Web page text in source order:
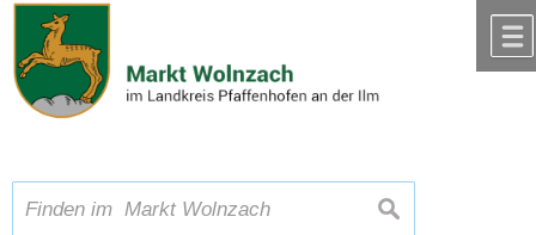
Zum Inhalt,zur Navigation
Schriftgröße A A A suchen